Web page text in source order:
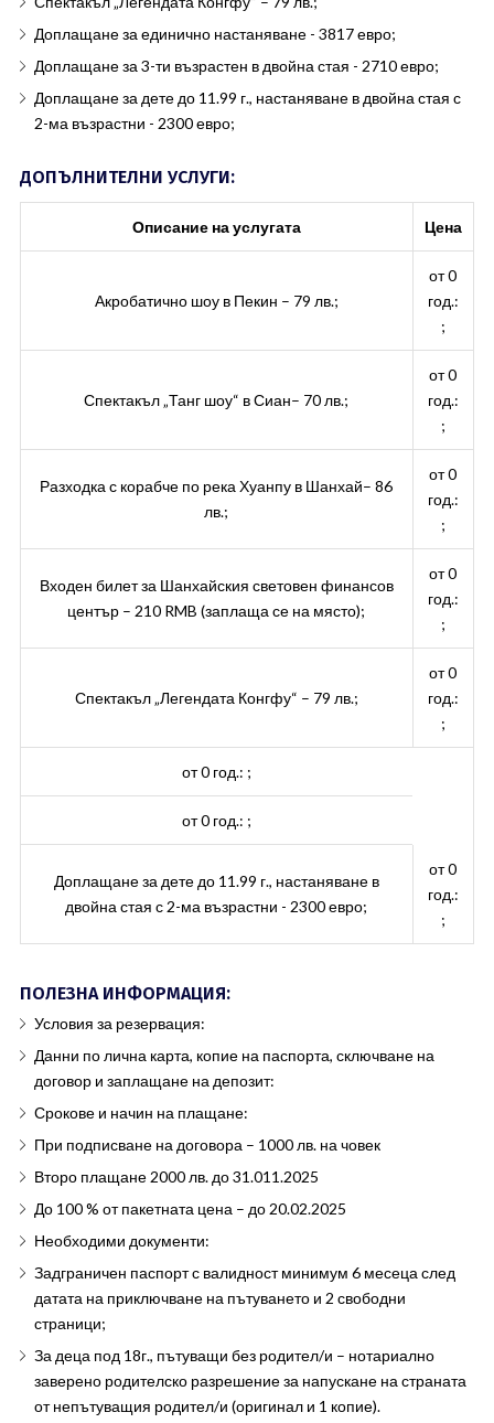
Доплащане за единично настаняване - 3817 евро;
Доплащане за 3-ти възрастен в двойна стая - 2710 евро;
Доплащане за дете до 11.99 г., настаняване в двойна стая с
2-ма възрастни - 2300 евро;
ДОПЪЛНИТЕЛНИ УСЛУГИ:
Описание на услугата Цена
Акробатично шоу в Пекин – 79 лв.;
от 0
год.:
;
Спектакъл „Танг шоу“ в Сиан– 70 лв.;
от 0
год.:
;
Разходка с корабче по река Хуанпу в Шанхай– 86
лв.;
от 0
год.:
;
Входен билет за Шанхайския световен финансов
център – 210 RMB (заплаща се на място);
от 0
год.:
;
Спектакъл „Легендата Конгфу“ – 79 лв.;
от 0
год.:
;
от 0 год.: ;
от 0 год.: ;
Доплащане за дете до 11.99 г., настаняване в
двойна стая с 2-ма възрастни - 2300 евро;
от 0
год.:
;
ПОЛЕЗНА ИНФОРМАЦИЯ:
Условия за резервация:
Данни по лична карта, копие на паспорта, сключване на
договор и заплащане на депозит:
Срокове и начин на плащане:
При подписване на договора – 1000 лв. на човек
Второ плащане 2000 лв. до 31.011.2025
До 100 % от пакетната цена – до 20.02.2025
Необходими документи:
Задграничен паспорт с валидност минимум 6 месеца след
датата на приключване на пътуването и 2 свободни
страници;
За деца под 18г., пътуващи без родител/и – нотариално
заверено родителско разрешение за напускане на страната
от непътуващия родител/и (оригинал и 1 копие).